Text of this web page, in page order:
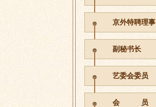
京外特聘理事
副秘书长
艺委会委员
会 员